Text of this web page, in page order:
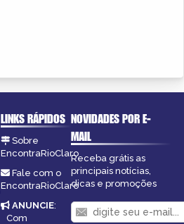
LINKS RÁPIDOS
Sobre
EncontraRioClaro
Fale com o
EncontraRioClaro
ANUNCIE:
Com
NOVIDADES POR E-
MAIL
Receba grátis as
principais notícias,
dicas e promoções